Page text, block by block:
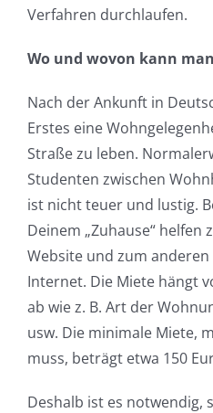
Verfahren durchlaufen.
Wo und wovon kann
Nach der Ankunft in
Erstes eine
Straße zu leben.
Studenten zwischen
ist nicht teuer und lustig.
Deinem „Zuhause“ helfen
Website und zum
Internet. Die Miete hängt
ab wie z. B. Art der
usw. Die minimale Miete,
muss, beträgt etwa 150
Deshalb ist es notwendig,